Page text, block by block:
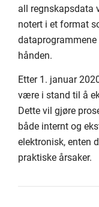
all regnskapsdata
notert i et format
hånden.
Etter 1. januar
være i stand til å
Dette vil gjøre
både internt og
elektronisk, enten
praktiske årsaker.